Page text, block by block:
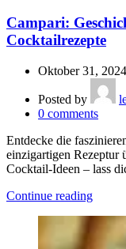
Campari:
Cocktailrezepte
Oktober 31, 2024
Posted by
0 comments
Entdecke die
einzigartigen Rezeptur
Cocktail-Ideen – lass
Continue reading